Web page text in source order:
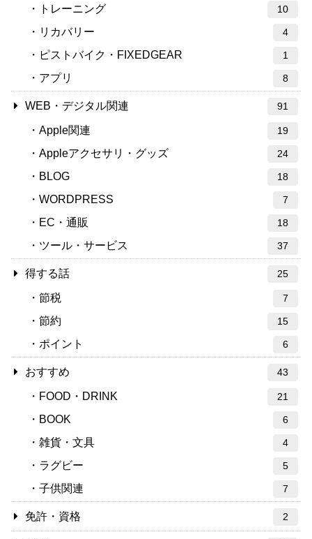
トレーニング 10
リカバリー 4
ピストバイク・FIXEDGEAR 1
アプリ 8
WEB・デジタル関連 91
Apple関連 19
Appleアクセサリ・グッズ 24
BLOG 18
WORDPRESS 7
EC・通販 18
ツール・サービス 37
得する話 25
節税 7
節約 15
ポイント 6
おすすめ 43
FOOD・DRINK 21
BOOK 6
雑貨・文具 4
ラグビー 5
子供関連 7
免許・資格 2